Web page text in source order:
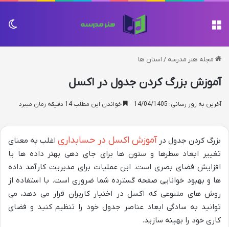
مجله هنر مدرسه / استان ها
آموزش بزرگ کردن جدول در اکسل
آخرین به روز رسانی: 14/04/1405 خواندن این مطلب 14 دقیقه زمان میبرد
بزرگ کردن جدول در آموزش اکسل در حسابداری اغلب به معنای
تغییر ابعاد سطرها و ستون ها برای جای دهی بهتر داده ها یا
افزایش فضای بصری است. این عملیات برای مدیریت کارآمد داده
ها و بهبود خوانایی صفحه گسترده شما ضروری است. با استفاده از
روش های متنوعی که اکسل در اختیار کاربران قرار می دهد، می
توانید به سادگی ابعاد عناصر جدول خود را تنظیم کنید و فضای
کاری خود را بهینه سازید.